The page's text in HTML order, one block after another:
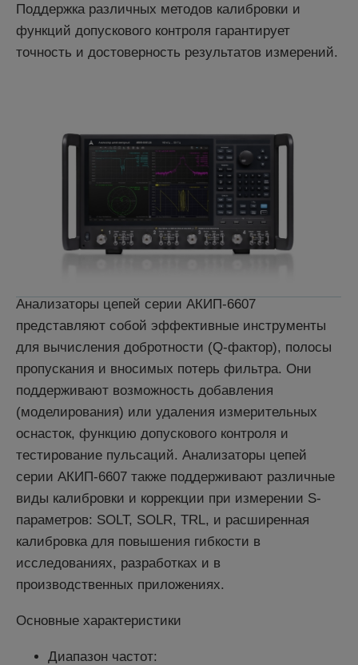
Поддержка различных методов калибровки и
функций допускового контроля гарантирует
точность и достоверность результатов измерений.
Анализаторы цепей серии АКИП-6607
представляют собой эффективные инструменты
для вычисления добротности (Q-фактор), полосы
пропускания и вносимых потерь фильтра. Они
поддерживают возможность добавления
(моделирования) или удаления измерительных
оснасток, функцию допускового контроля и
тестирование пульсаций. Анализаторы цепей
серии АКИП-6607 также поддерживают различные
виды калибровки и коррекции при измерении S-
параметров: SOLT, SOLR, TRL, и расширенная
калибровка для повышения гибкости в
исследованиях, разработках и в
производственных приложениях.
Основные характеристики
Диапазон частот: